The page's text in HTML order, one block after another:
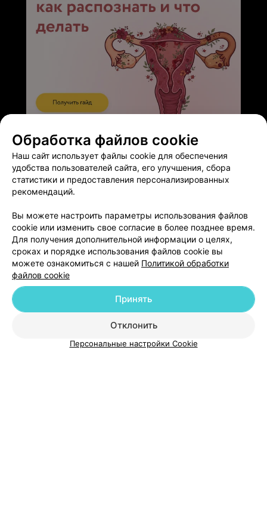
Добавить специалиста
О проекте Новости проекта
Размещение рекламы
Медицинский маркетинг
Публичный договор
Пользовательское соглашение
Способы оплаты
Обработка файлов cookie
Наш сайт использует файлы cookie для обеспечения
удобства пользователей сайта, его улучшения, сбора
статистики и предоставления персонализированных
рекомендаций.
Вы можете настроить параметры использования файлов
cookie или изменить свое согласие в более позднее время.
Для получения дополнительной информации о целях,
сроках и порядке использования файлов cookie вы
можете ознакомиться с нашей Политикой обработки
файлов cookie
Отклонить
Принять
Персональные настройки Cookie